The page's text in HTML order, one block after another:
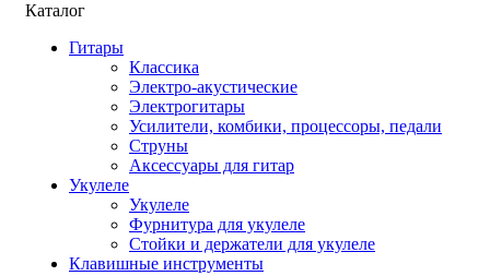
Каталог
Гитары
Классика
Электро-акустические
Электрогитары
Усилители, комбики, процессоры, педали
Струны
Аксессуары для гитар
Укулеле
Укулеле
Фурнитура для укулеле
Стойки и держатели для укулеле
Клавишные инструменты